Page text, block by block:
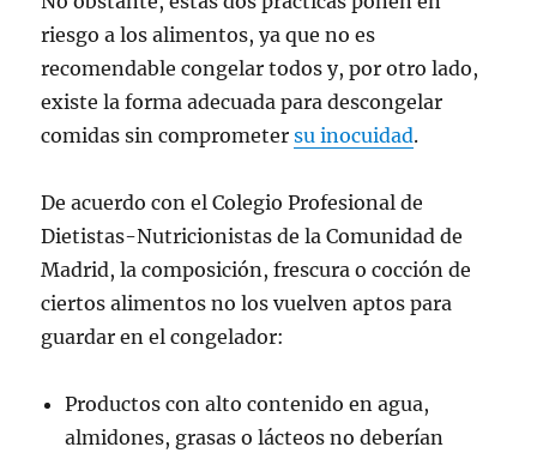
riesgo a los alimentos, ya que no es
recomendable congelar todos y, por otro lado,
existe la forma adecuada para descongelar
comidas sin comprometersu inocuidad.
De acuerdo con el Colegio Profesional de
Dietistas-Nutricionistas de la Comunidad de
Madrid, la composición, frescura o cocción de
ciertos alimentos no los vuelven aptos para
guardar en el congelador:
Productos con alto contenido en agua,
almidones, grasas o lácteos no deberían